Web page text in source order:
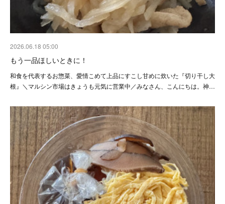
2026.06.18 05:00
もう一品ほしいときに！
和食を代表するお惣菜、愛情こめて上品にすこし甘めに炊いた『切り干し大
根』＼マルシン市場はきょうも元気に営業中／みなさん、こんにちは。神…